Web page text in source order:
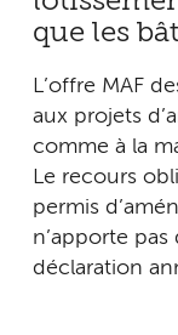
que les
L’offre MAF
aux projets
comme à la
Le recours
permis
n’apporte
déclaration